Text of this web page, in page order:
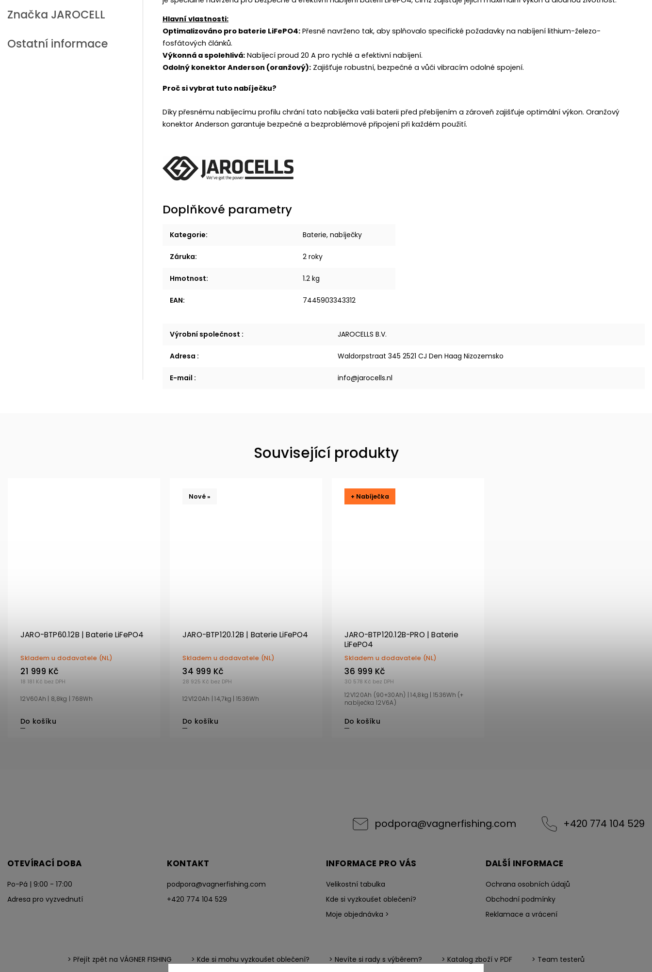
Značka JAROCELL
Ostatní informace
Hlavní vlastnosti:
Optimalizováno pro baterie LiFePO4: Přesně navrženo tak, aby splňovalo specifické požadavky na nabíjení lithium-železo-
fosfátových článků.
Výkonná a spolehlivá: Nabíjecí proud 20 A pro rychlé a efektivní nabíjení.
Odolný konektor Anderson (oranžový): Zajišťuje robustní, bezpečné a vůči vibracím odolné spojení.
Proč si vybrat tuto nabíječku?
Díky přesnému nabíjecímu profilu chrání tato nabíječka vaši baterii před přebíjením a zároveň zajišťuje optimální výkon. Oranžový
konektor Anderson garantuje bezpečné a bezproblémové připojení při každém použití.
Doplňkové parametry
Kategorie: Baterie, nabíječky
Záruka: 2 roky
Hmotnost: 1.2 kg
EAN: 7445903343312
Výrobní společnost : JAROCELLS B.V.
Adresa : Waldorpstraat 345 2521 CJ Den Haag Nizozemsko
E-mail : info@jarocells.nl
Související produkty
JARO-BTP60.12B | Baterie LiFePO4
Skladem u dodavatele (NL)
18 181 Kč bez DPH
21 999 Kč
Do košíku
12V60Ah | 8,8kg | 768Wh
Nové »
JARO-BTP120.12B | Baterie LiFePO4
Skladem u dodavatele (NL)
28 925 Kč bez DPH
34 999 Kč
Do košíku
12V120Ah | 14,7kg | 1536Wh
+ Nabíječka
JARO-BTP120.12B-PRO | Baterie
LiFePO4
Skladem u dodavatele (NL)
30 578 Kč bez DPH
36 999 Kč
Do košíku
12V120Ah (90+30Ah) | 14,8kg | 1536Wh (+
nabíječka 12V6A)
podpora@vagnerfishing.com +420 774 104 529
OTEVÍRACÍ DOBA
Po-Pá | 9:00 - 17:00
Adresa pro vyzvednutí
KONTAKT
podpora@vagnerfishing.com
+420 774 104 529
INFORMACE PRO VÁS
Velikostní tabulka
Kde si vyzkoušet oblečení?
Moje objednávka >
DALŠÍ INFORMACE
Ochrana osobních údajů
Obchodní podmínky
Reklamace a vrácení
> Přejít zpět na VÁGNER FISHING > Kde si mohu vyzkoušet oblečení? > Nevíte si rady s výběrem? > Katalog zboží v PDF > Team testerů